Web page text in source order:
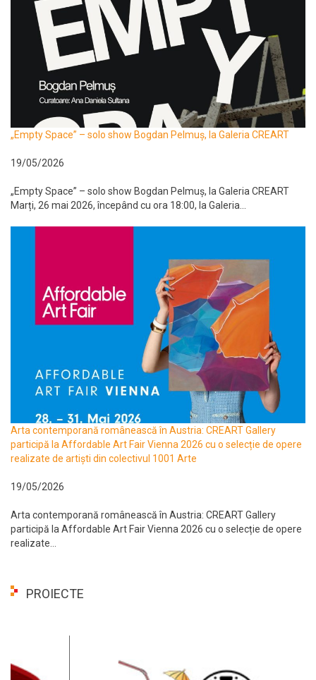
„Empty Space” – solo show Bogdan Pelmuș, la Galeria CREART
19/05/2026
„Empty Space” – solo show Bogdan Pelmuș, la Galeria CREART
Marți, 26 mai 2026, începând cu ora 18:00, la Galeria...
Arta contemporană românească în Austria: CREART Gallery
participă la Affordable Art Fair Vienna 2026 cu o selecție de opere
realizate de artiști din colectivul 1001 Arte
19/05/2026
Arta contemporană românească în Austria: CREART Gallery
participă la Affordable Art Fair Vienna 2026 cu o selecție de opere
realizate...
PROIECTE